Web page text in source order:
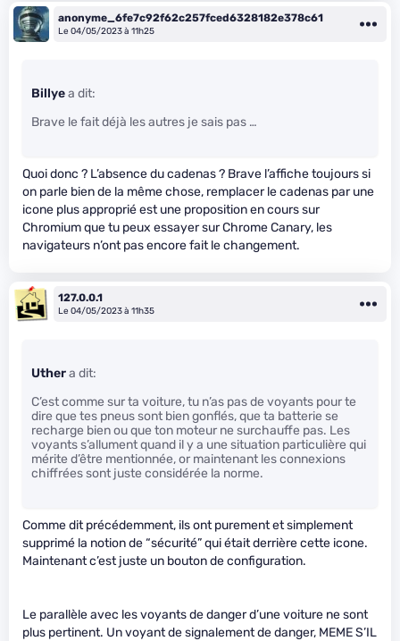
anonyme_6fe7c92f62c257fced6328182e378c61
Le 04/05/2023 à 11h25
Billyea dit:
Brave le fait déjà les autres je sais pas …
Quoi donc ? L’absence du cadenas ? Brave l’affiche toujours si
on parle bien de la même chose, remplacer le cadenas par une
icone plus approprié est une proposition en cours sur
Chromium que tu peux essayer sur Chrome Canary, les
navigateurs n’ont pas encore fait le changement.
127.0.0.1
Le 04/05/2023 à 11h35
Uthera dit:
C’est comme sur ta voiture, tu n’as pas de voyants pour te
dire que tes pneus sont bien gonflés, que ta batterie se
recharge bien ou que ton moteur ne surchauffe pas. Les
voyants s’allument quand il y a une situation particulière qui
mérite d’être mentionnée, or maintenant les connexions
chiffrées sont juste considérée la norme.
Comme dit précédemment, ils ont purement et simplement
supprimé la notion de “sécurité” qui était derrière cette icone.
Maintenant c’est juste un bouton de configuration.
Le parallèle avec les voyants de danger d’une voiture ne sont
plus pertinent. Un voyant de signalement de danger, MEME S’IL